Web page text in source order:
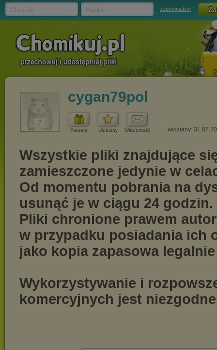
zapomniałem
cygan79pol
Prezent Ulubiony Wiadomość widziany: